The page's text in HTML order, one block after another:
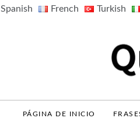
Spanish French Turkish
PÁGINA DE INICIO